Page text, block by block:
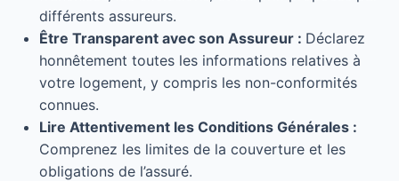
différents assureurs.
Être Transparent avec son Assureur : Déclarez
honnêtement toutes les informations relatives à
votre logement, y compris les non-conformités
connues.
Lire Attentivement les Conditions Générales :
Comprenez les limites de la couverture et les
obligations de l’assuré.